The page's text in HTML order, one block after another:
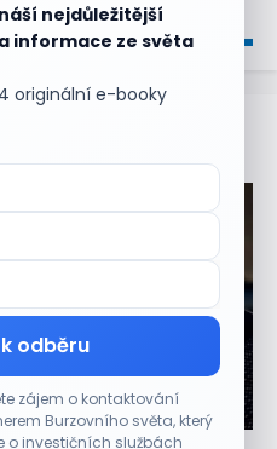
nejdůležitější
informace ze světa
originální e-booky
odběru
zájem o kontaktování
Burzovního světa, který
o investičních službách